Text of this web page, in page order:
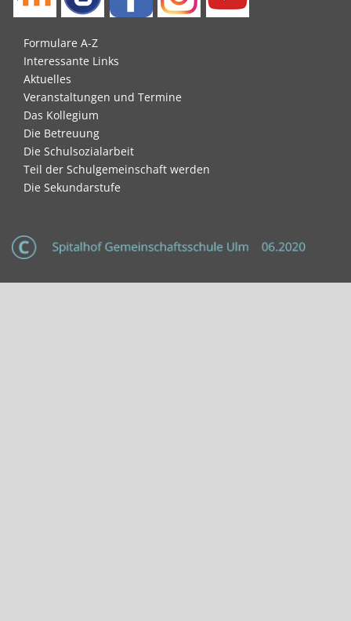
Navigation
überspringen
Formulare A-Z
Interessante Links
Aktuelles
Veranstaltungen und Termine
Das Kollegium
Die Betreuung
Die Schulsozialarbeit
Teil der Schulgemeinschaft werden
Die Sekundarstufe